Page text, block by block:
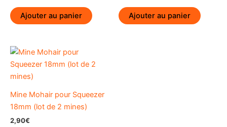
Ajouter au panier Ajouter au panier
Mine Mohair pour Squeezer
18mm (lot de 2 mines)
2,90€